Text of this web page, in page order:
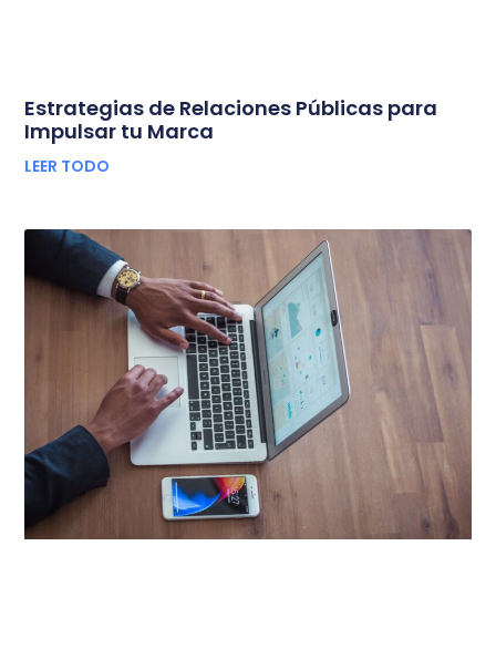
Estrategias de Relaciones Públicas para
Impulsar tu Marca
LEER TODO